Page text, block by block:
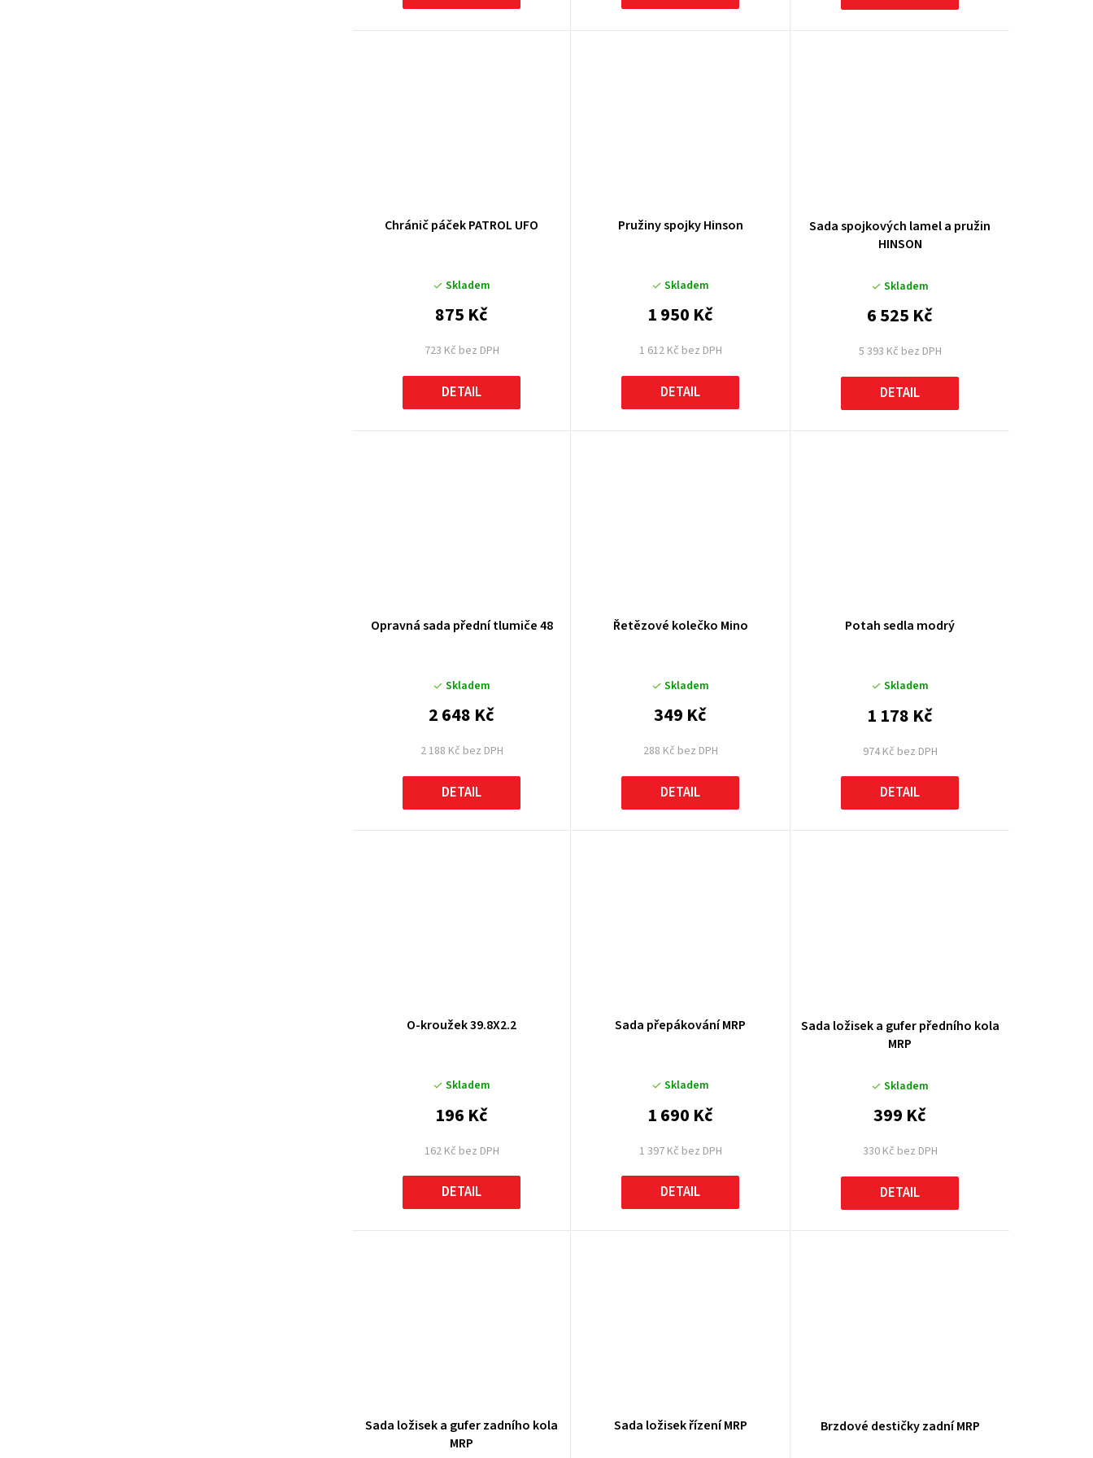
ů
Chránič páček PATROL UFO
Skladem
723 Kč bez DPH
875 Kč
DETAIL
Pružiny spojky Hinson
Skladem
1 612 Kč bez DPH
1 950 Kč
DETAIL
Sada spojkových lamel a pružin
HINSON
Skladem
5 393 Kč bez DPH
6 525 Kč
DETAIL
Opravná sada přední tlumiče 48
Skladem
2 188 Kč bez DPH
2 648 Kč
DETAIL
Řetězové kolečko Mino
Skladem
288 Kč bez DPH
349 Kč
DETAIL
Potah sedla modrý
Skladem
974 Kč bez DPH
1 178 Kč
DETAIL
O-kroužek 39.8X2.2
Skladem
162 Kč bez DPH
196 Kč
DETAIL
Sada přepákování MRP
Skladem
1 397 Kč bez DPH
1 690 Kč
DETAIL
Sada ložisek a gufer předního kola
MRP
Skladem
330 Kč bez DPH
399 Kč
DETAIL
Sada ložisek a gufer zadního kola
MRP
Sada ložisek řízení MRP Brzdové destičky zadní MRP